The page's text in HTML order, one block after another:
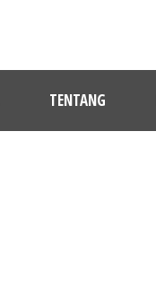
TENTANG